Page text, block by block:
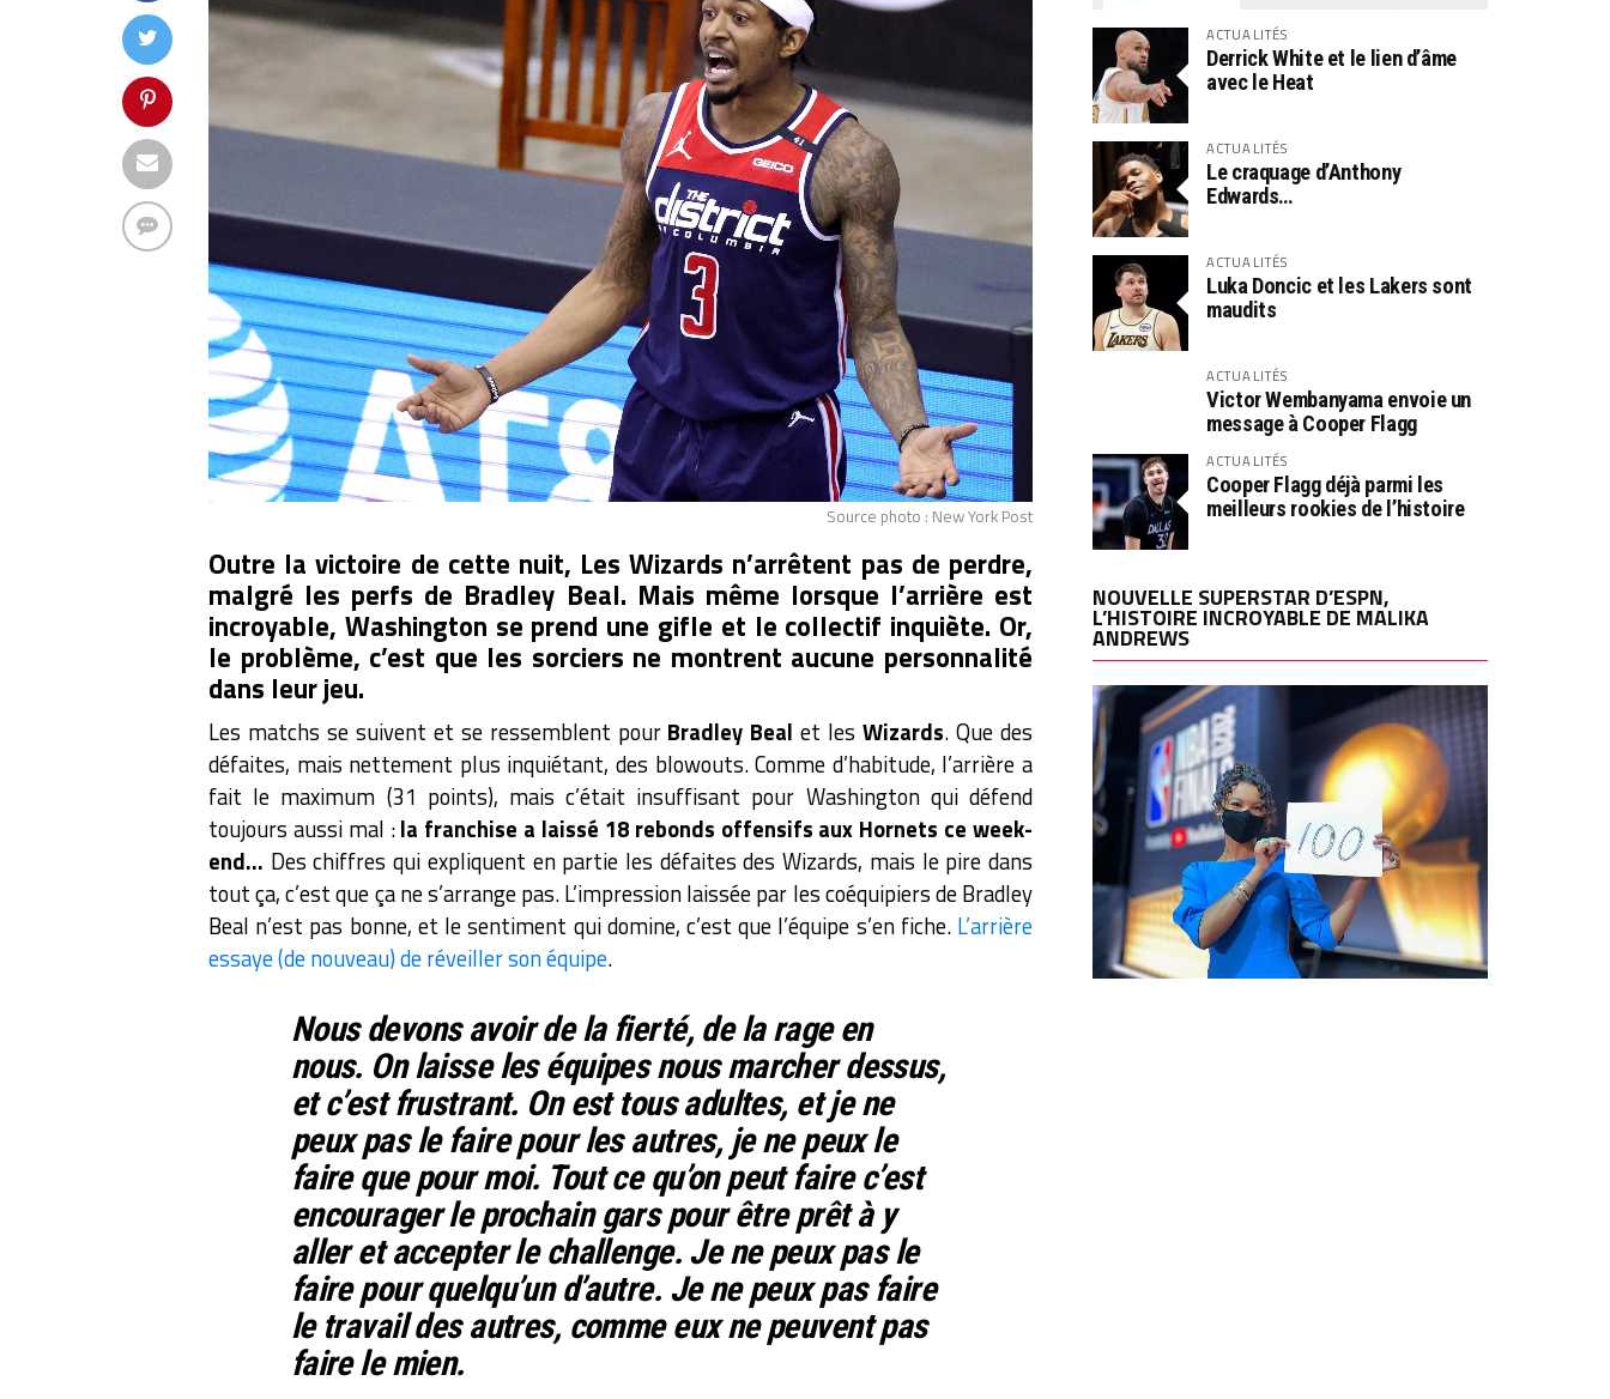
Source photo : New York Post
Outre la victoire de cette nuit, Les Wizards n’arrêtent pas de perdre,
malgré les perfs de Bradley Beal. Mais même lorsque l’arrière est
incroyable, Washington se prend une gifle et le collectif inquiète. Or,
le problème, c’est que les sorciers ne montrent aucune personnalité
dans leur jeu.
Les matchs se suivent et se ressemblent pour Bradley Beal et lesWizards. Que des
défaites, mais nettement plus inquiétant, des blowouts. Comme d’habitude, l’arrière a
fait le maximum (31 points), mais c’était insuffisant pour Washington qui défend
toujours aussi mal :la franchise a laissé 18 rebonds offensifs aux Hornets ce week-
end… Des chiffres qui expliquent en partie les défaites des Wizards, mais le pire dans
tout ça, c’est que ça ne s’arrange pas. L’impression laissée par les coéquipiers de Bradley
Beal n’est pas bonne, et le sentiment qui domine, c’est que l’équipe s’en fiche. L’arrière
essaye (de nouveau) de réveiller son équipe.
Nous devons avoir de la fierté, de la rage en
nous. On laisse les équipes nous marcher dessus,
et c’est frustrant. On est tous adultes, et je ne
peux pas le faire pour les autres, je ne peux le
faire que pour moi. Tout ce qu’on peut faire c’est
encourager le prochain gars pour être prêt à y
aller et accepter le challenge. Je ne peux pas le
faire pour quelqu’un d’autre. Je ne peux pas faire
le travail des autres, comme eux ne peuvent pas
faire le mien.
ACTUALITÉS
Derrick White et le lien d’âme
avec le Heat
ACTUALITÉS
Le craquage d’Anthony
Edwards…
ACTUALITÉS
Luka Doncic et les Lakers sont
maudits
ACTUALITÉS
Victor Wembanyama envoie un
message à Cooper Flagg
ACTUALITÉS
Cooper Flagg déjà parmi les
meilleurs rookies de l’histoire
NOUVELLE SUPERSTAR D’ESPN,
L’HISTOIRE INCROYABLE DE MALIKA
ANDREWS